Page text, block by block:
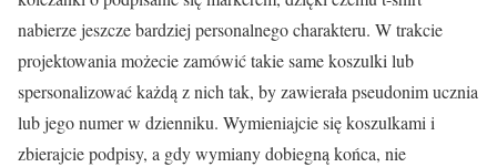
nabierze jeszcze bardziej personalnego charakteru. W trakcie
projektowania możecie zamówić takie same koszulki lub
spersonalizować każdą z nich tak, by zawierała pseudonim ucznia
lub jego numer w dzienniku. Wymieniajcie się koszulkami i
zbierajcie podpisy, a gdy wymiany dobiegną końca, nie